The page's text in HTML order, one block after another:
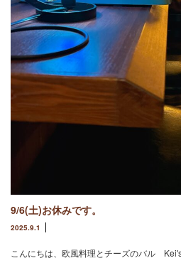
9/6(土)お休みです。
2025.9.1
こんにちは、欧風料理とチーズのバル